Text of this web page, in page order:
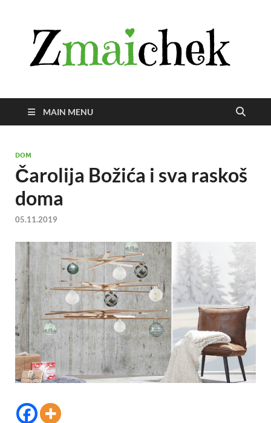
MAIN MENU
DOM
Čarolija Božića i sva raskoš
doma
05.11.2019